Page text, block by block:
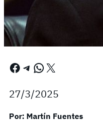
Facebook Telegram WhatsApp X
27/3/2025
Por: Martín Fuentes